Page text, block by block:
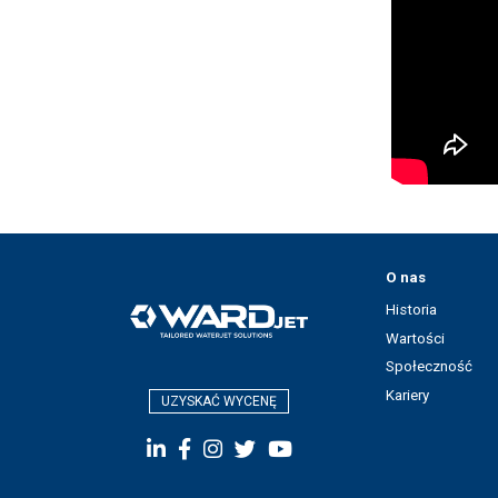
UZYSKAĆ WYCENĘ
O nas
Historia
Wartości
Społeczność
Kariery